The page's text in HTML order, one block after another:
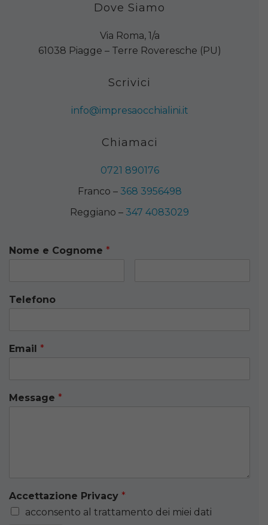
Dove Siamo
Via Roma, 1/a
61038 Piagge – Terre Roveresche (PU)
Scrivici
info@impresaocchialini.it
Chiamaci
0721 890176
Franco – 368 3956498
Reggiano – 347 4083029
Nome e Cognome *
Telefono
Email *
Message *
Accettazione Privacy *
acconsento al trattamento dei miei dati